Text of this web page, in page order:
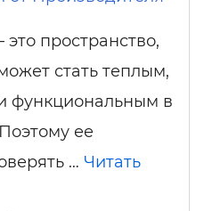
пространство,
стать теплым,
функциональным в
ее
… Читать